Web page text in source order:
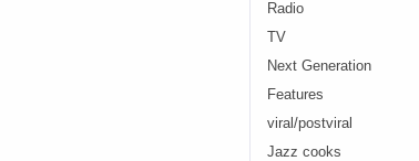
Radio
TV
Next Generation
Features
viral/postviral
Jazz cooks